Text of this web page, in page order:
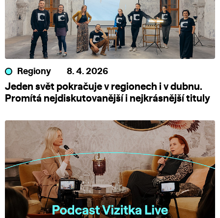
Regiony 8. 4. 2026
Jeden svět pokračuje v regionech i v dubnu.
Promítá nejdiskutovanější i nejkrásnější tituly